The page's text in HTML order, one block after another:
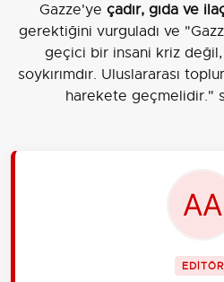
Gazze'ye çadır, gıda ve
gerektiğini vurguladı ve
geçici bir insani kriz
soykırımdır. Uluslararası
harekete geçmelidir."
EDİTÖR